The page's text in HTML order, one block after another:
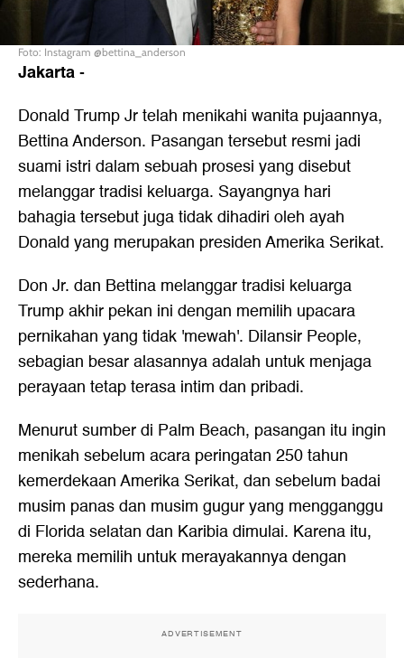
Foto: Instagram @bettina_anderson
Jakarta-
Donald Trump Jr telah menikahi wanita pujaannya,
Bettina Anderson. Pasangan tersebut resmi jadi
suami istri dalam sebuah prosesi yang disebut
melanggar tradisi keluarga. Sayangnya hari
bahagia tersebut juga tidak dihadiri oleh ayah
Donald yang merupakan presiden Amerika Serikat.
Don Jr. dan Bettina melanggar tradisi keluarga
Trump akhir pekan ini dengan memilih upacara
pernikahan yang tidak 'mewah'. Dilansir People,
sebagian besar alasannya adalah untuk menjaga
perayaan tetap terasa intim dan pribadi.
Menurut sumber di Palm Beach, pasangan itu ingin
menikah sebelum acara peringatan 250 tahun
kemerdekaan Amerika Serikat, dan sebelum badai
musim panas dan musim gugur yang mengganggu
di Florida selatan dan Karibia dimulai. Karena itu,
mereka memilih untuk merayakannya dengan
sederhana.
ADVERTISEMENT